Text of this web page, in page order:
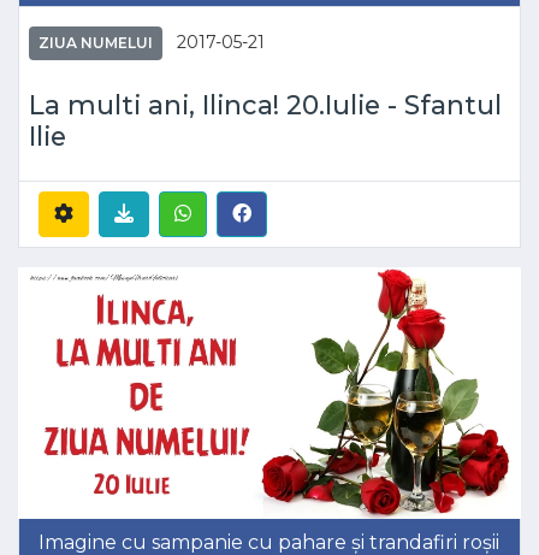
ZIUA NUMELUI 2017-05-21
La multi ani, Ilinca! 20.Iulie - Sfantul
Ilie
Imagine cu sampanie cu pahare și trandafiri roșii